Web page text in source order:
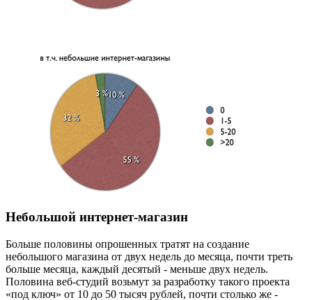
Небольшой интернет-магазин
Больше половины опрошенных тратят на создание
небольшого магазина от двух недель до месяца, почти треть
больше месяца, каждый десятый - меньше двух недель.
Половина веб-студий возьмут за разработку такого проекта
«под ключ» от 10 до 50 тысяч рублей, почти столько же -